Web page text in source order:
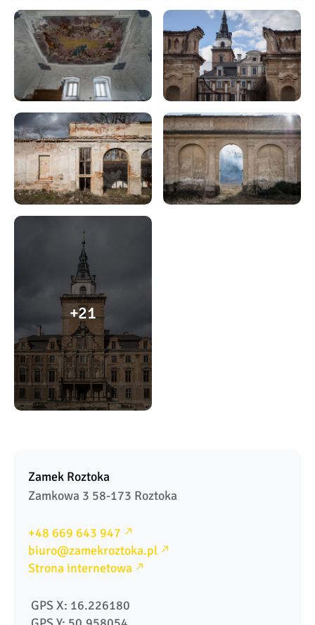
21
Zamek Roztoka
Zamkowa 3 58-173 Roztoka
+48 669 643 947
biuro@zamekroztoka.pl
Strona internetowa
GPS X: 16.226180